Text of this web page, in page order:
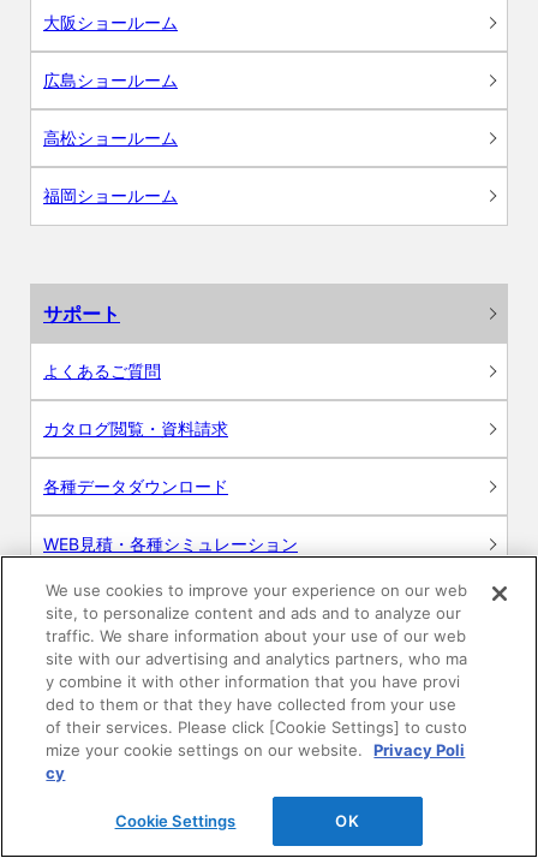
大阪ショールーム
広島ショールーム
高松ショールーム
福岡ショールーム
サポート
よくあるご質問
カタログ閲覧・資料請求
各種データダウンロード
WEB見積・各種シミュレーション
交換用部品の購入
修理・点検
お問い合わせ
ログイン
建築・設計関係者様向けサイト
We use cookies to improve your experience on our web
site, to personalize content and ads and to analyze our
traffic. We share information about your use of our web
site with our advertising and analytics partners, who ma
y combine it with other information that you have provi
ded to them or that they have collected from your use
of their services. Please click [Cookie Settings] to custo
mize your cookie settings on our website.
Privacy Poli
cy
Cookie Settings OK